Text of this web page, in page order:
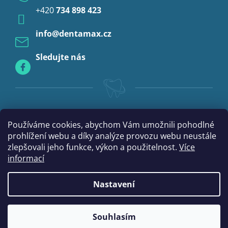
Používáme cookies, abychom Vám umožnili pohodlné
prohlížení webu a díky analýze provozu webu neustále
zlepšovali jeho funkce, výkon a použitelnost. Více
informací
Nastavení
Souhlasím
Profylaxe
info@dentamax.cz
+420734 898 423
Sledujte nás
Vytvořil Shoptet |mime digital
DentaMax.cz. Všechna práva vyhrazena.